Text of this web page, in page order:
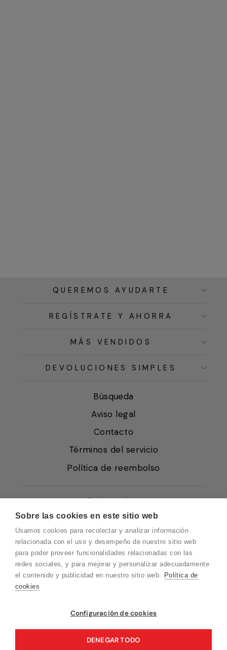
Sobre las cookies en este sitio web
Usamos cookies para recolectar y analizar información
relacionada con el uso y desempeño de nuestro sitio web
para poder proveer funcionalidades relacionadas con las
redes sociales, y para mejorar y personalizar adecuadamente
el contenido y publicidad en nuestro sitio web. Política de
cookies
Configuración de cookies
DENEGAR TODO
QUEREMOS AYUDARTE
REGÍSTRATE Y AHORRA
MÁS VENDIDOS
DEVOLUCIONES SIMPLES
Búsqueda
Aviso legal
Contacto
Términos del servicio
Política de reembolso
Condiciones de Venta
Quiénes somos
Política de Cookies
Protección de Datos
Blog EN
Blog DE
Blog IT
Vuelvo en un momento. Recuerda que
nuestro horario de atención al cliente es de